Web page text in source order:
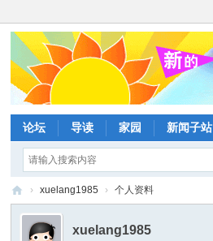
论坛 导读 家园 新闻子站
阿
› xuelang1985 › 个人资料
xuelang1985